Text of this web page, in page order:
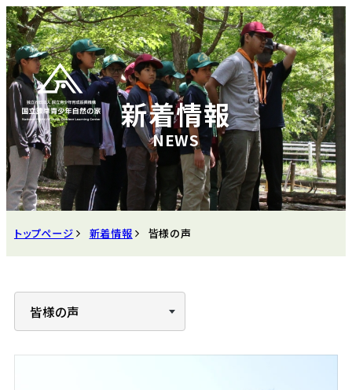
新着情報
トップページ 新着情報 皆様の声